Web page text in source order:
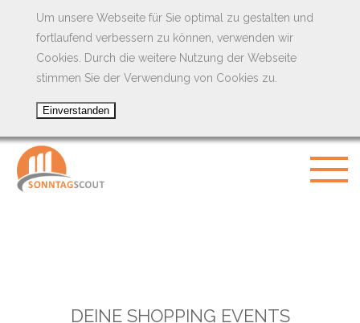
Um unsere Webseite für Sie optimal zu gestalten und
fortlaufend verbessern zu können, verwenden wir
Cookies. Durch die weitere Nutzung der Webseite
stimmen Sie der Verwendung von Cookies zu.
DEINE SHOPPING EVENTS